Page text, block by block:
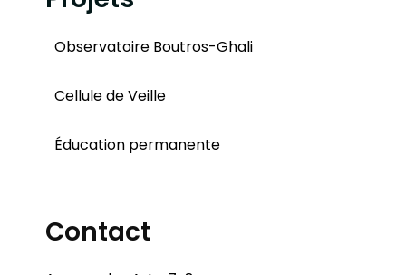
Observatoire Boutros-Ghali
Cellule de Veille
Éducation permanente
Contact